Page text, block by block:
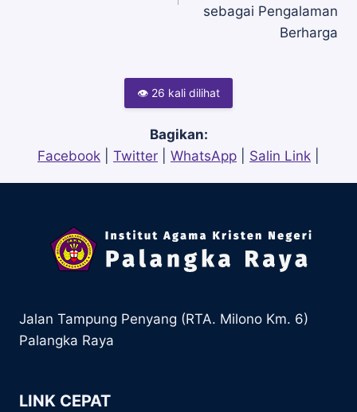
sebagai Pengalaman
Berharga
👁 26 kali dilihat
Bagikan:
Facebook
Twitter WhatsApp Salin Link
Jalan Tampung Penyang (RTA. Milono Km. 6)
Palangka Raya
LINK CEPAT